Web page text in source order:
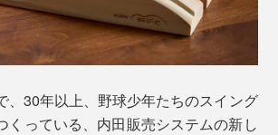
、30年以上、野球少年たちのスイング
くっている、内田販売システムの新し